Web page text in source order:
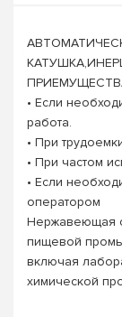
• Если
работа.
• При
• При частом
• Если
оператором
Нержавеющая
пищевой
включая
химической